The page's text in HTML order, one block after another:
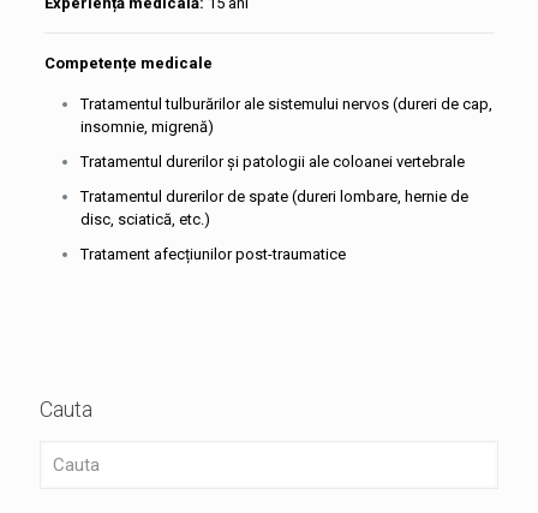
Competențe medicale
Tratamentul tulburărilor ale sistemului nervos (dureri de cap,
insomnie, migrenă)
Tratamentul durerilor şi patologii ale coloanei vertebrale
Tratamentul durerilor de spate (dureri lombare, hernie de
disc, sciatică, etc.)
Tratament afecțiunilor post-traumatice
Cauta